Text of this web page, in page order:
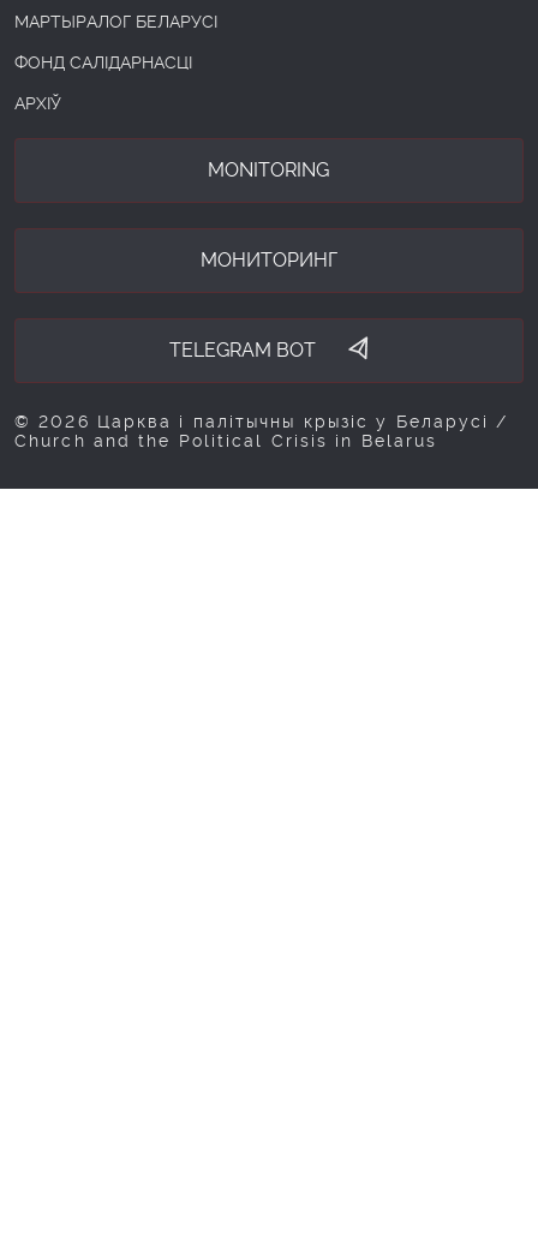
МАРТЫРАЛОГ БЕЛАРУСІ
ФОНД САЛІДАРНАСЦІ
АРХІЎ
MONITORING
МОНИТОРИНГ
TELEGRAM BOT
© 2026 Царква і палітычны крызіс у Беларусі /
Church and the Political Crisis in Belarus